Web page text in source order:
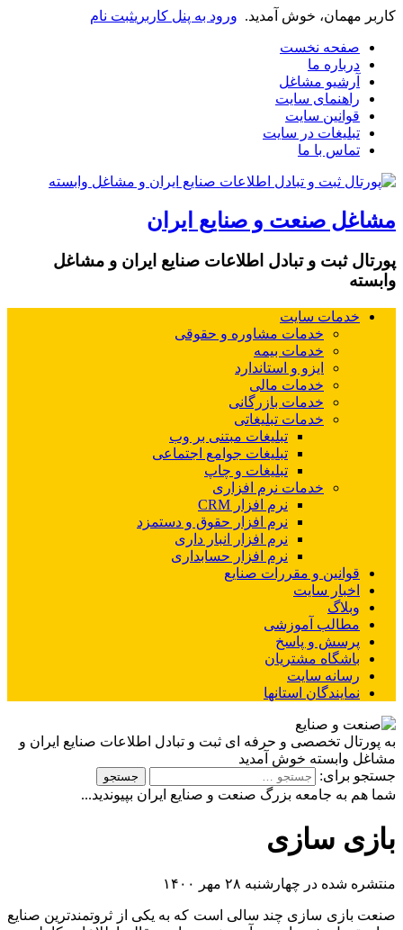
کاربر مهمان، خوش آمدید. ورود به پنل کاربریثبت نام
صفحه نخست
درباره ما
آرشیو مشاغل
راهنمای سایت
قوانین سایت
تبلیغات در سایت
تماس با ما
مشاغل صنعت و صنایع ایران
پورتال ثبت و تبادل اطلاعات صنایع ایران و مشاغل
وابسته
خدمات سایت
خدمات مشاوره و حقوقی
خدمات بیمه
ایزو و استاندارد
خدمات مالی
خدمات بازرگانی
خدمات تبلیغاتی
تبلیغات مبتنی بر وب
تبلیغات جوامع اجتماعی
تبلیغات و چاپ
خدمات نرم افزاری
نرم افزار CRM
نرم افزار حقوق و دستمزد
نرم افزار انبار داری
نرم افزار حسابداری
قوانین و مقررات صنایع
اخبار سایت
وبلاگ
مطالب آموزشی
پرسش و پاسخ
باشگاه مشتریان
رسانه سایت
نمایندگان استانها
به پورتال تخصصی و حرفه ای ثبت و تبادل اطلاعات صنایع ایران و
مشاغل وابسته خوش آمدید
جستجو برای:
شما هم به جامعه بزرگ صنعت و صنایع ایران بپیوندید...
بازی سازی
منتشره شده در چهارشنبه ۲۸ مهر ۱۴۰۰
صنعت بازی سازی چند سالی است که به یکی از ثروتمندترین صنایع